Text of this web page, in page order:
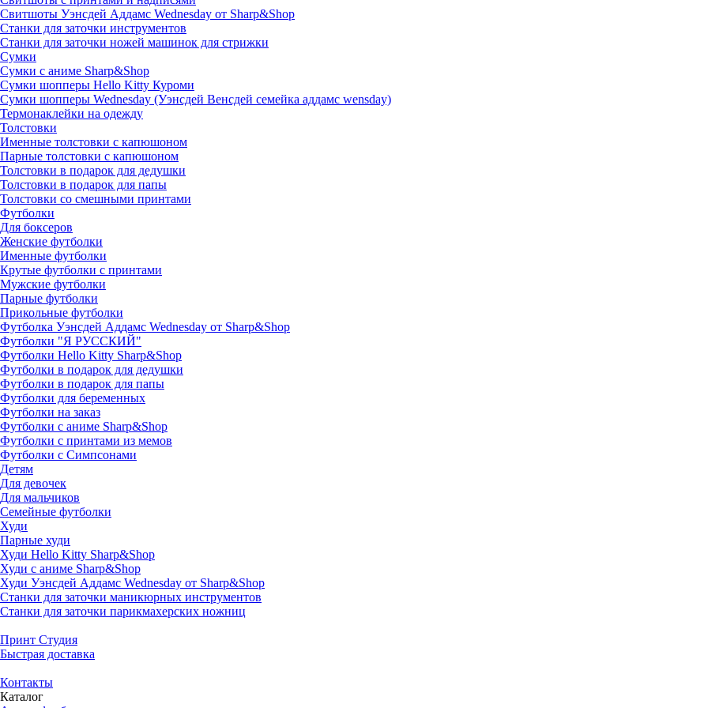
Свитшоты Уэнсдей Аддамс Wednesday от Sharp&Shop
Станки для заточки инструментов
Станки для заточки ножей машинок для стрижки
Сумки
Сумки с аниме Sharp&Shop
Сумки шопперы Hello Kitty Куроми
Сумки шопперы Wednesday (Уэнсдей Венсдей семейка аддамс wensday)
Термонаклейки на одежду
Толстовки
Именные толстовки с капюшоном
Парные толстовки с капюшоном
Толстовки в подарок для дедушки
Толстовки в подарок для папы
Толстовки со смешными принтами
Футболки
Для боксеров
Женские футболки
Именные футболки
Крутые футболки с принтами
Мужские футболки
Парные футболки
Прикольные футболки
Футболка Уэнсдей Аддамс Wednesday от Sharp&Shop
Футболки "Я РУССКИЙ"
Футболки Hello Kitty Sharp&Shop
Футболки в подарок для дедушки
Футболки в подарок для папы
Футболки для беременных
Футболки на заказ
Футболки с аниме Sharp&Shop
Футболки с принтами из мемов
Футболки с Симпсонами
Детям
Для девочек
Для мальчиков
Семейные футболки
Худи
Парные худи
Худи Hello Kitty Sharp&Shop
Худи с аниме Sharp&Shop
Худи Уэнсдей Аддамс Wednesday от Sharp&Shop
Станки для заточки маникюрных инструментов
Станки для заточки парикмахерских ножниц
Принт Студия
Быстрая доставка
Контакты
Каталог